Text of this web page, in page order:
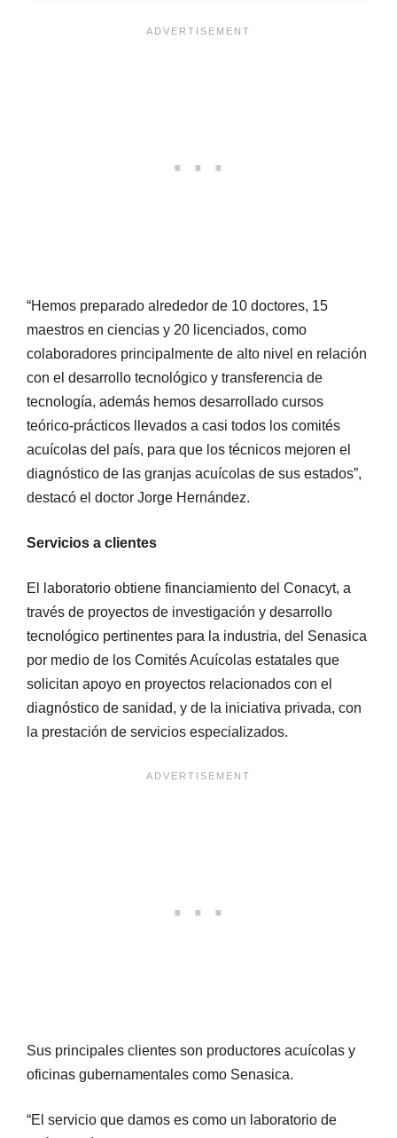
“Hemos preparado alrededor de 10 doctores, 15
maestros en ciencias y 20 licenciados, como
colaboradores principalmente de alto nivel en relación
con el desarrollo tecnológico y transferencia de
tecnología, además hemos desarrollado cursos
teórico-prácticos llevados a casi todos los comités
acuícolas del país, para que los técnicos mejoren el
diagnóstico de las granjas acuícolas de sus estados”,
destacó el doctor Jorge Hernández.
Servicios a clientes
El laboratorio obtiene financiamiento del Conacyt, a
través de proyectos de investigación y desarrollo
tecnológico pertinentes para la industria, del Senasica
por medio de los Comités Acuícolas estatales que
solicitan apoyo en proyectos relacionados con el
diagnóstico de sanidad, y de la iniciativa privada, con
la prestación de servicios especializados.
Sus principales clientes son productores acuícolas y
oficinas gubernamentales como Senasica.
“El servicio que damos es como un laboratorio de